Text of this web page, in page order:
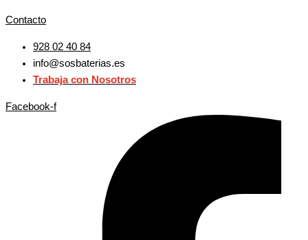
Contacto
928 02 40 84
info@sosbaterias.es
Trabaja con Nosotros
Facebook-f